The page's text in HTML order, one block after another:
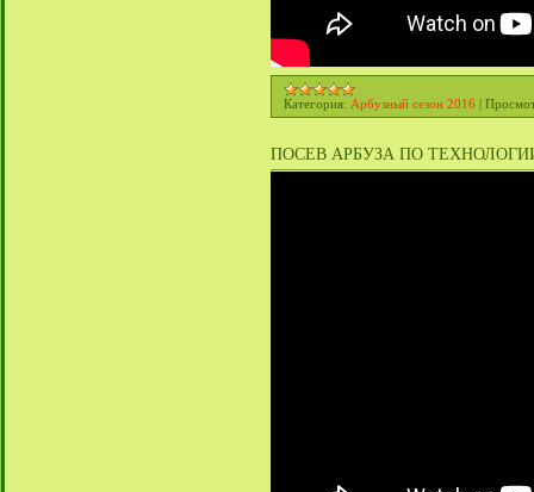
Категория: Арбузный сезон 2016 |
ПОСЕВ АРБУЗА ПО ТЕХНОЛОГИИ